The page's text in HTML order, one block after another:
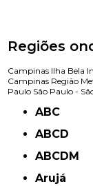
Regiões
Campinas Ilha Bela
Campinas Região
Paulo São Paulo -
ABC
ABCD
ABCDM
Arujá